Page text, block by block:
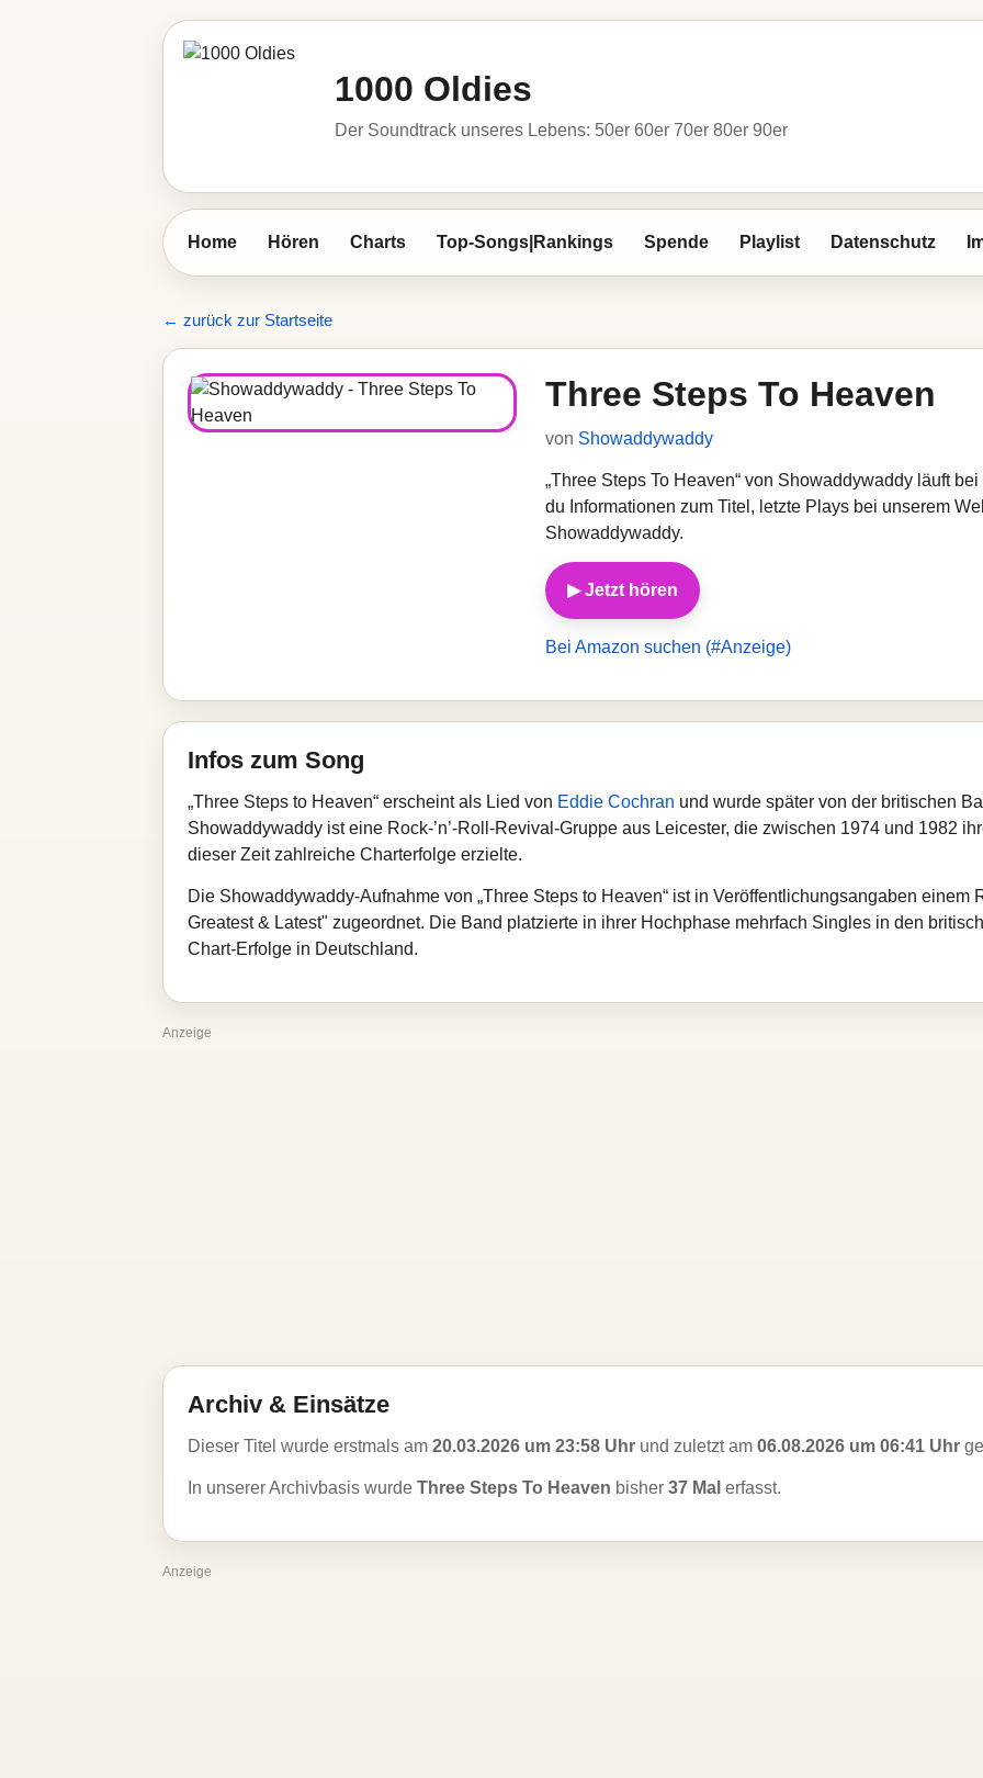
1000 Oldies
Der Soundtrack unseres Lebens: 50er 60er 70er 80er 90er
Home Hören Charts Top-Songs|Rankings Spende Playlist Datenschutz
← zurück zur Startseite
Three Steps To Heaven
von Showaddywaddy
„Three Steps To Heaven“ von Showaddywaddy läuft
du Informationen zum Titel, letzte Plays bei unserem
Showaddywaddy.
▶ Jetzt hören
Bei Amazon suchen (#Anzeige)
Infos zum Song
„Three Steps to Heaven“ erscheint als Lied von Eddie Cochran und wurde später von der britischen
Showaddywaddy ist eine Rock-’n’-Roll-Revival-Gruppe aus Leicester, die zwischen 1974 und 1982
dieser Zeit zahlreiche Charterfolge erzielte.
Die Showaddywaddy-Aufnahme von „Three Steps to Heaven“ ist in Veröffentlichungsangaben einem
Greatest & Latest" zugeordnet. Die Band platzierte in ihrer Hochphase mehrfach Singles in den
Chart-Erfolge in Deutschland.
Anzeige
Archiv & Einsätze
Dieser Titel wurde erstmals am 20.03.2026 um 23:58 Uhr und zuletzt am 06.08.2026 um 06:41 Uhr
In unserer Archivbasis wurde Three Steps To Heaven bisher 37 Mal erfasst.
Anzeige